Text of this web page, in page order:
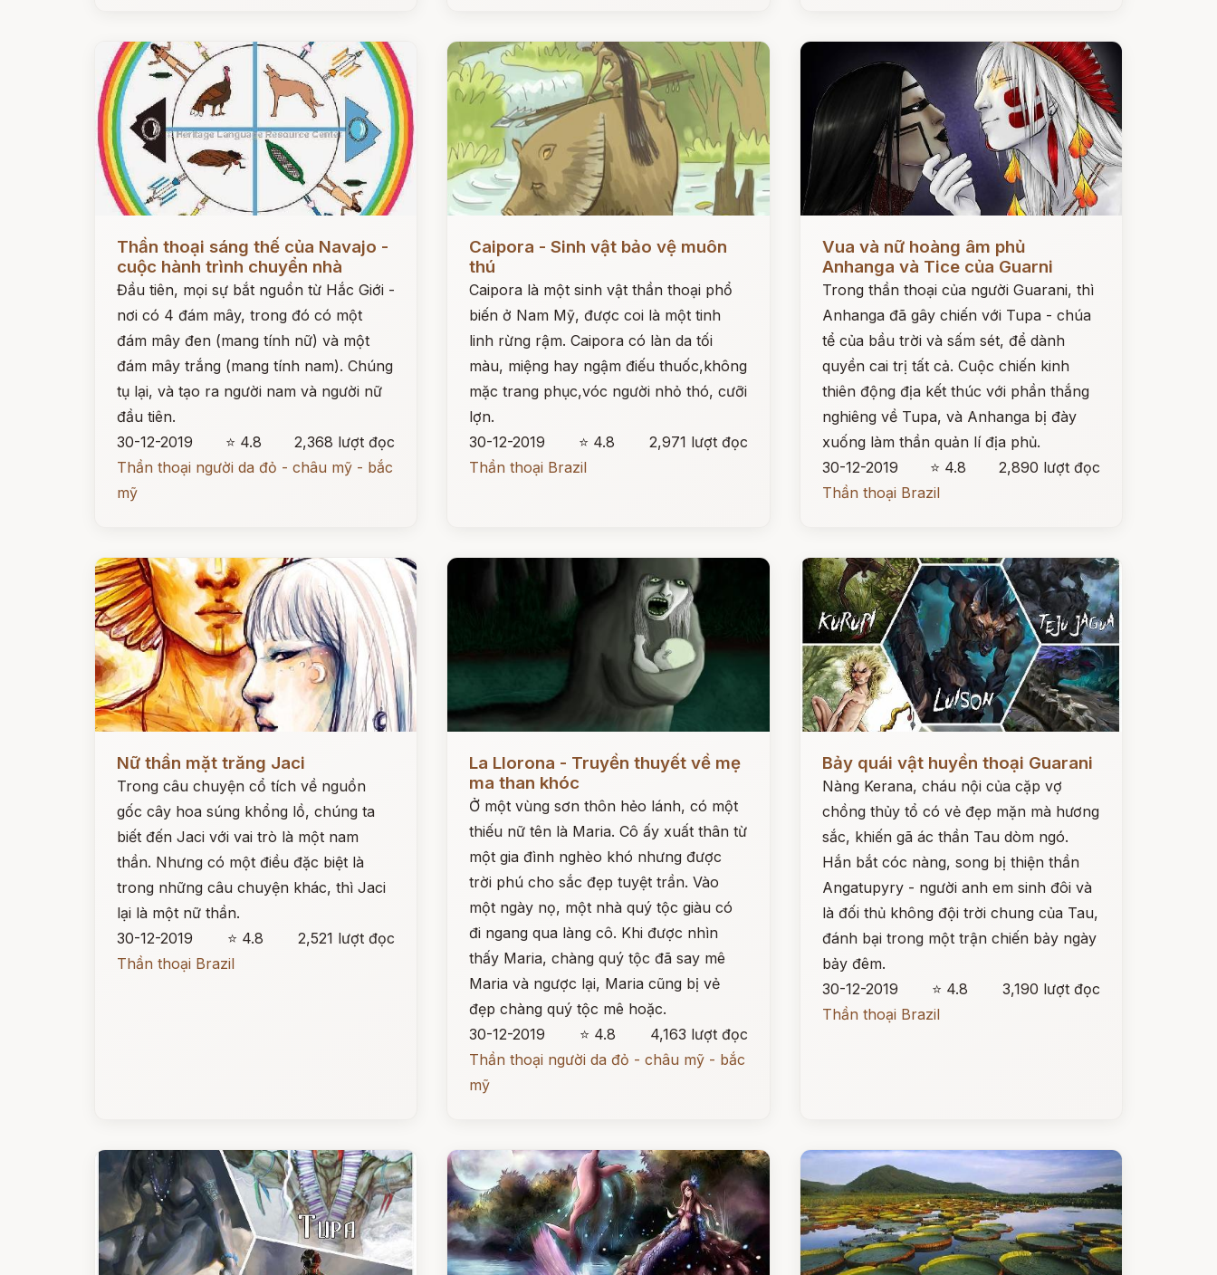
Đọc ngay
Thần thoại sáng thế của Navajo -
cuộc hành trình chuyển nhà
Đầu tiên, mọi sự bắt nguồn từ Hắc Giới -
nơi có 4 đám mây, trong đó có một
đám mây đen (mang tính nữ) và một
đám mây trắng (mang tính nam). Chúng
tụ lại, và tạo ra người nam và người nữ
đầu tiên.
30-12-2019
⭐ 4.8
2,368 lượt đọc
Thần thoại người da đỏ - châu mỹ - bắc
mỹ
Caipora - Sinh vật bảo vệ muôn
thú
Caipora là một sinh vật thần thoại phổ
biến ở Nam Mỹ, được coi là một tinh
linh rừng rậm. Caipora có làn da tối
màu, miệng hay ngậm điếu thuốc,không
mặc trang phục,vóc người nhỏ thó, cưỡi
lợn.
30-12-2019
⭐ 4.8
2,971 lượt đọc
Thần thoại Brazil
Vua và nữ hoàng âm phủ
Anhanga và Tice của Guarni
Trong thần thoại của người Guarani, thì
Anhanga đã gây chiến với Tupa - chúa
tể của bầu trời và sấm sét, để dành
quyền cai trị tất cả. Cuộc chiến kinh
thiên động địa kết thúc với phần thắng
nghiêng về Tupa, và Anhanga bị đày
xuống làm thần quản lí địa phủ.
30-12-2019
⭐ 4.8
2,890 lượt đọc
Thần thoại Brazil
Nữ thần mặt trăng Jaci
Trong câu chuyện cổ tích về nguồn
gốc cây hoa súng khổng lồ, chúng ta
biết đến Jaci với vai trò là một nam
thần. Nhưng có một điều đặc biệt là
trong những câu chuyện khác, thì Jaci
lại là một nữ thần.
30-12-2019
⭐ 4.8
2,521 lượt đọc
Thần thoại Brazil
La Llorona - Truyền thuyết về mẹ
ma than khóc
Ở một vùng sơn thôn hẻo lánh, có một
thiếu nữ tên là Maria. Cô ấy xuất thân từ
một gia đình nghèo khó nhưng được
trời phú cho sắc đẹp tuyệt trần. Vào
một ngày nọ, một nhà quý tộc giàu có
đi ngang qua làng cô. Khi được nhìn
thấy Maria, chàng quý tộc đã say mê
Maria và ngược lại, Maria cũng bị vẻ
đẹp chàng quý tộc mê hoặc.
30-12-2019
⭐ 4.8
4,163 lượt đọc
Thần thoại người da đỏ - châu mỹ - bắc
mỹ
Bảy quái vật huyền thoại Guarani
Nàng Kerana, cháu nội của cặp vợ
chồng thủy tổ có vẻ đẹp mặn mà hương
sắc, khiến gã ác thần Tau dòm ngó.
Hắn bắt cóc nàng, song bị thiện thần
Angatupyry - người anh em sinh đôi và
là đối thủ không đội trời chung của Tau,
đánh bại trong một trận chiến bảy ngày
bảy đêm.
30-12-2019
⭐ 4.8
3,190 lượt đọc
Thần thoại Brazil